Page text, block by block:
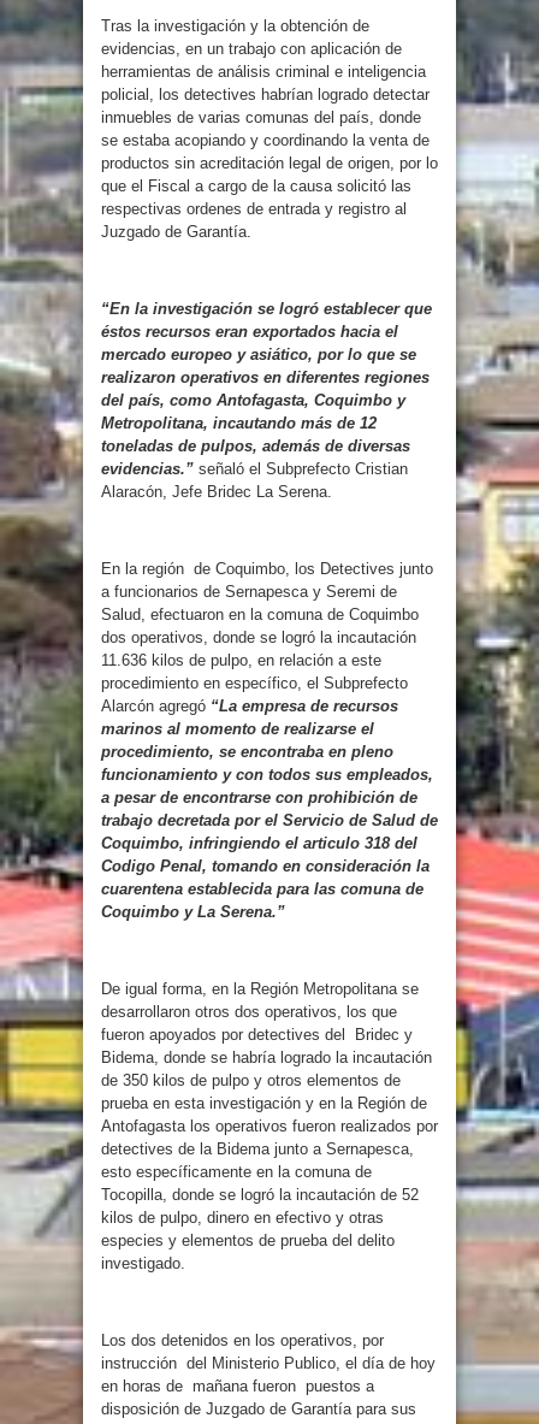
Tras la investigación y la obtención de
evidencias, en un trabajo con aplicación de
herramientas de análisis criminal e inteligencia
policial, los detectives habrían logrado detectar
inmuebles de varias comunas del país, donde
se estaba acopiando y coordinando la venta de
productos sin acreditación legal de origen, por lo
que el Fiscal a cargo de la causa solicitó las
respectivas ordenes de entrada y registro al
Juzgado de Garantía.
“En la investigación se logró establecer que
éstos recursos eran exportados hacia el
mercado europeo y asiático, por lo que se
realizaron operativos en diferentes regiones
del país, como Antofagasta, Coquimbo y
Metropolitana, incautando más de 12
toneladas de pulpos, además de diversas
evidencias.” señaló el Subprefecto Cristian
Alaracón, Jefe Bridec La Serena.
En la región de Coquimbo, los Detectives junto
a funcionarios de Sernapesca y Seremi de
Salud, efectuaron en la comuna de Coquimbo
dos operativos, donde se logró la incautación
11.636 kilos de pulpo, en relación a este
procedimiento en específico, el Subprefecto
Alarcón agregó “La empresa de recursos
marinos al momento de realizarse el
procedimiento, se encontraba en pleno
funcionamiento y con todos sus empleados,
a pesar de encontrarse con prohibición de
trabajo decretada por el Servicio de Salud de
Coquimbo, infringiendo el articulo 318 del
Codigo Penal, tomando en consideración la
cuarentena establecida para las comuna de
Coquimbo y La Serena.”
De igual forma, en la Región Metropolitana se
desarrollaron otros dos operativos, los que
fueron apoyados por detectives del Bridec y
Bidema, donde se habría logrado la incautación
de 350 kilos de pulpo y otros elementos de
prueba en esta investigación y en la Región de
Antofagasta los operativos fueron realizados por
detectives de la Bidema junto a Sernapesca,
esto específicamente en la comuna de
Tocopilla, donde se logró la incautación de 52
kilos de pulpo, dinero en efectivo y otras
especies y elementos de prueba del delito
investigado.
Los dos detenidos en los operativos, por
instrucción del Ministerio Publico, el día de hoy
en horas de mañana fueron puestos a
disposición de Juzgado de Garantía para sus